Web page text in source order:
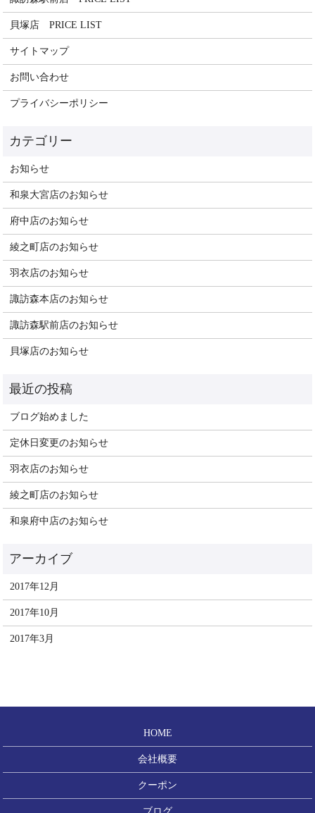
貝塚店 PRICE LIST
サイトマップ
お問い合わせ
プライバシーポリシー
お知らせ
和泉大宮店のお知らせ
府中店のお知らせ
綾之町店のお知らせ
羽衣店のお知らせ
諏訪森本店のお知らせ
諏訪森駅前店のお知らせ
貝塚店のお知らせ
ブログ始めました
定休日変更のお知らせ
羽衣店のお知らせ
綾之町店のお知らせ
和泉府中店のお知らせ
2017年12月
2017年10月
2017年3月
HOME
会社概要
クーポン